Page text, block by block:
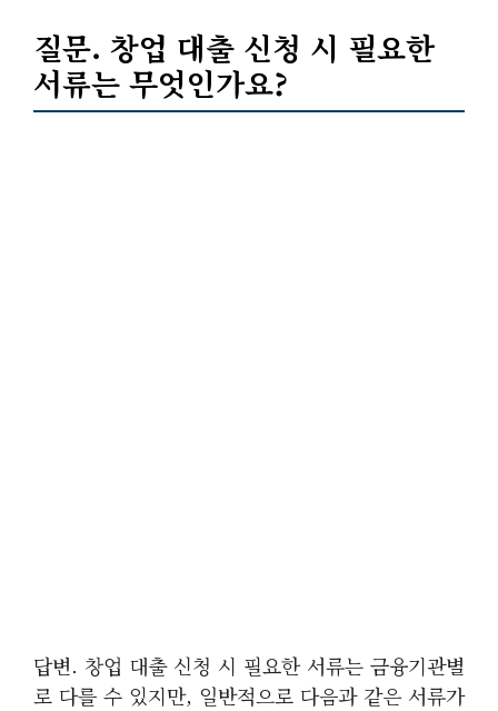
질문. 창업 대출 신청 시 필요한
서류는 무엇인가요?
답변. 창업 대출 신청 시 필요한 서류는 금융기관별
로 다를 수 있지만, 일반적으로 다음과 같은 서류가